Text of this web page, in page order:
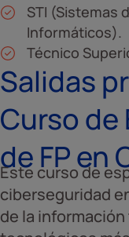
STI (Sistemas
Informáticos).
Técnico
Salidas
Curso de
de FP en
Este curso de
ciberseguridad
de la